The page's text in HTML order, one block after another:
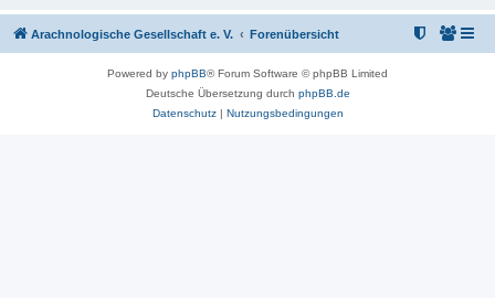
Arachnologische Gesellschaft e. V. Forenübersicht
Powered by phpBB® Forum Software © phpBB Limited
Deutsche Übersetzung durch phpBB.de
Datenschutz| Nutzungsbedingungen